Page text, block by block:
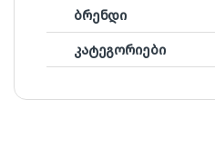
ბრენდი
კატეგორიები